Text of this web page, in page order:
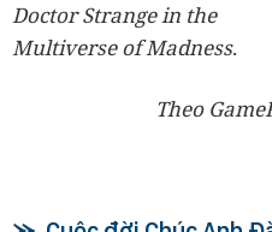
Doctor Strange in the
Multiverse of Madness.
Theo